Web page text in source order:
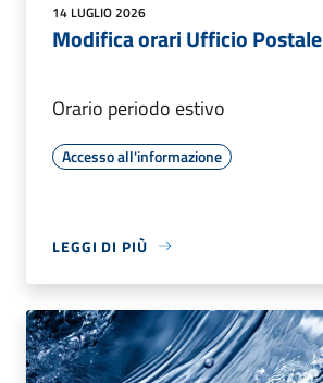
14 LUGLIO 2026
Modifica orari Ufficio Postale
Orario periodo estivo
Accesso all'informazione
LEGGI DI PIÙ